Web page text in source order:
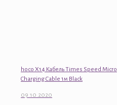
hoco X14 Кабель Times Speed Micro
Charging Cable 1м Black
09.10.2020